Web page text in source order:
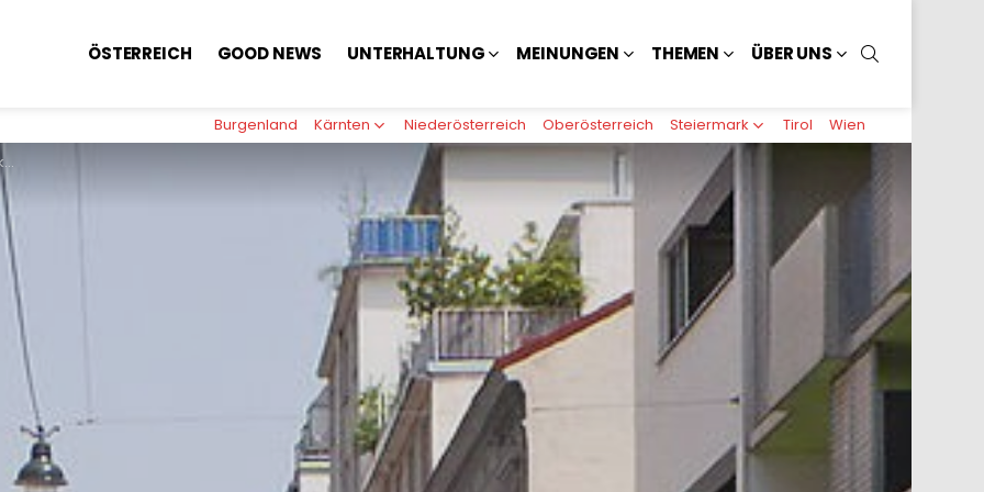
ÖSTERREICH GOOD NEWS UNTERHALTUNG MEINUNGEN THEMEN ÜBER UNS
Burgenland Kärnten Niederösterreich Oberösterreich Steiermark Tirol
Wien